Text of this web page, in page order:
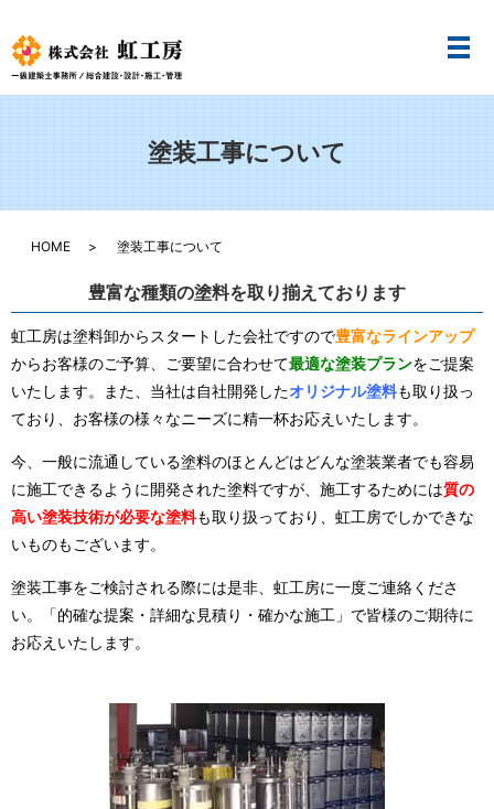
メ
塗装工事について
HOME 塗装工事について
豊富な種類の塗料を取り揃えております
虹工房は塗料卸からスタートした会社ですので豊富なラインアップ
からお客様のご予算、ご要望に合わせて最適な塗装プランをご提案
いたします。また、当社は自社開発したオリジナル塗料も取り扱っ
ており、お客様の様々なニーズに精一杯お応えいたします。
今、一般に流通している塗料のほとんどはどんな塗装業者でも容易
に施工できるように開発された塗料ですが、施工するためには質の
高い塗装技術が必要な塗料も取り扱っており、虹工房でしかできな
いものもございます。
塗装工事をご検討される際には是非、虹工房に一度ご連絡くださ
い。「的確な提案・詳細な見積り・確かな施工」で皆様のご期待に
お応えいたします。